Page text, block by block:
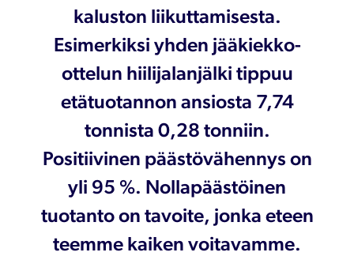
kaluston liikuttamisesta.
Esimerkiksi yhden jääkiekko-
ottelun hiilijalanjälki tippuu
etätuotannon ansiosta 7,74
tonnista 0,28 tonniin.
Positiivinen päästövähennys on
yli 95 %. Nollapäästöinen
tuotanto on tavoite, jonka eteen
teemme kaiken voitavamme.